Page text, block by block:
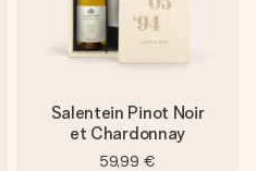
Salentein Pinot Noir
et Chardonnay
59,99 €